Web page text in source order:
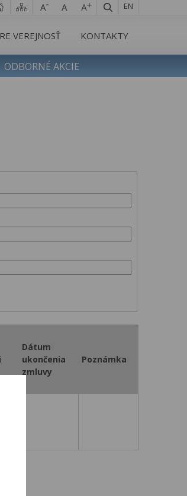
EN
VEREJNOSŤ KONTAKTY
ODBORNÉ AKCIE
Dátum
ukončenia
zmluvy
Poznámka